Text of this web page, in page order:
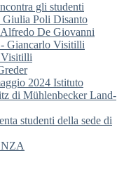
gli studenti
Giulia Poli Disanto
De Giovanni
Giancarlo Visitilli
Visitilli
2024 Istituto
di Mühlenbecker Land-
studenti della sede di